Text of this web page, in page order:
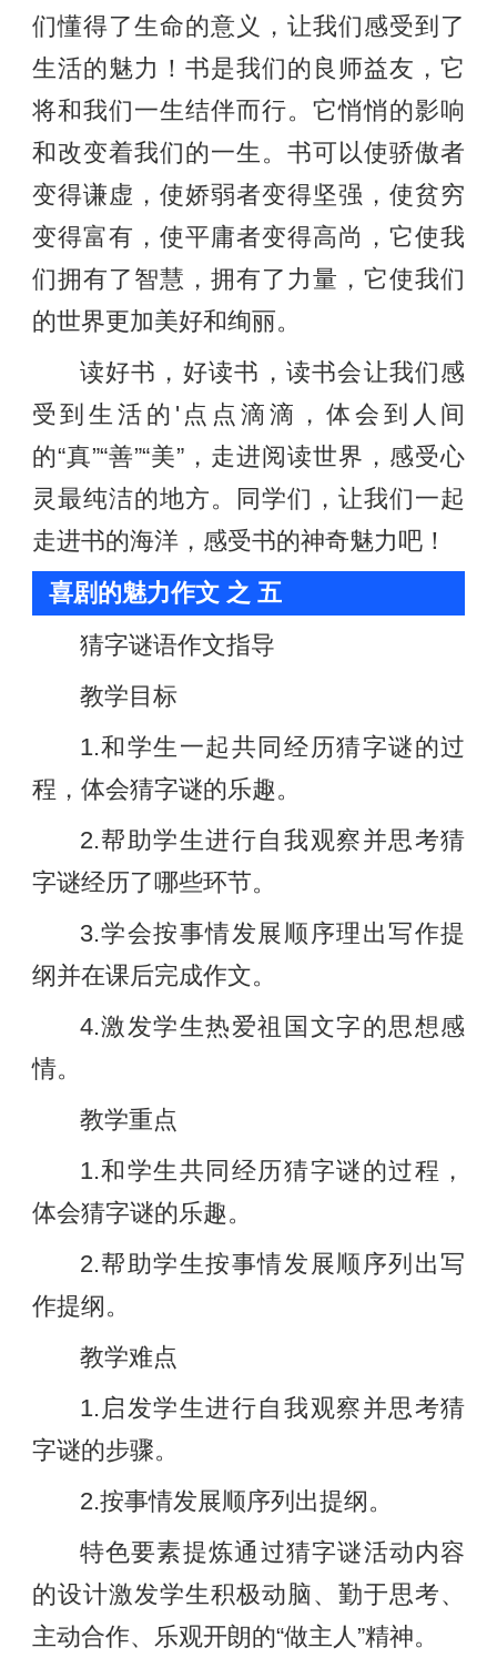
们懂得了生命的意义，让我们感受到了
生活的魅力！书是我们的良师益友，它
将和我们一生结伴而行。它悄悄的影响
和改变着我们的一生。书可以使骄傲者
变得谦虚，使娇弱者变得坚强，使贫穷
变得富有，使平庸者变得高尚，它使我
们拥有了智慧，拥有了力量，它使我们
的世界更加美好和绚丽。
读好书，好读书，读书会让我们感
受到生活的'点点滴滴，体会到人间
的“真”“善”“美”，走进阅读世界，感受心
灵最纯洁的地方。同学们，让我们一起
走进书的海洋，感受书的神奇魅力吧！
喜剧的魅力作文 之 五
猜字谜语作文指导
教学目标
1.和学生一起共同经历猜字谜的过
程，体会猜字谜的乐趣。
2.帮助学生进行自我观察并思考猜
字谜经历了哪些环节。
3.学会按事情发展顺序理出写作提
纲并在课后完成作文。
4.激发学生热爱祖国文字的思想感
情。
教学重点
1.和学生共同经历猜字谜的过程，
体会猜字谜的乐趣。
2.帮助学生按事情发展顺序列出写
作提纲。
教学难点
1.启发学生进行自我观察并思考猜
字谜的步骤。
2.按事情发展顺序列出提纲。
特色要素提炼通过猜字谜活动内容
的设计激发学生积极动脑、勤于思考、
主动合作、乐观开朗的“做主人”精神。